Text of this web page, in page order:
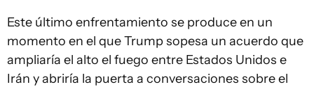
Este último enfrentamiento se produce en un
momento en el que Trump sopesa un acuerdo que
ampliaría el alto el fuego entre Estados Unidos e
Irán y abriría la puerta a conversaciones sobre el